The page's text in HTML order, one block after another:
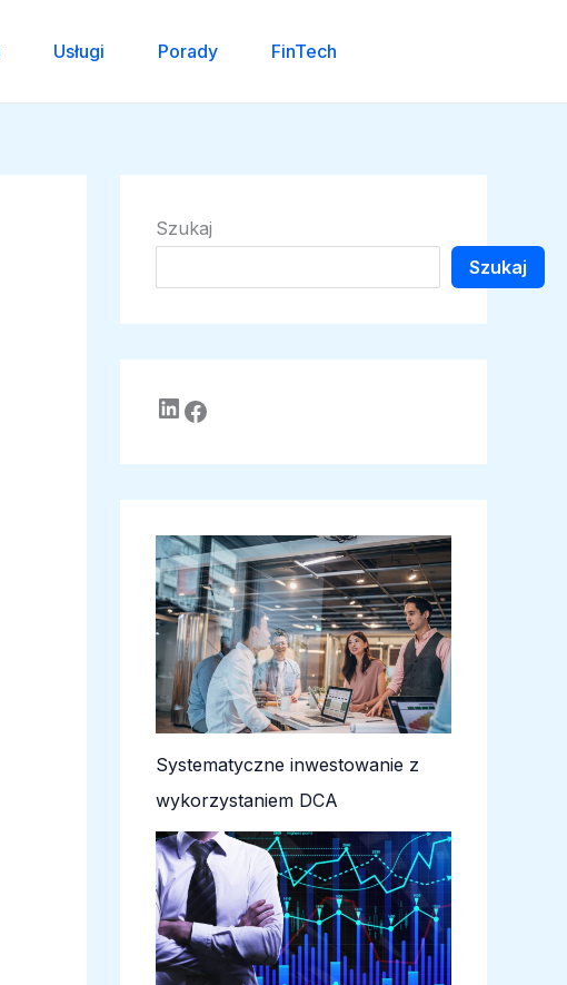
Usługi Porady FinTech
Szukaj
Szukaj
LinkedIn Facebook
Systematyczne inwestowanie z
wykorzystaniem DCA